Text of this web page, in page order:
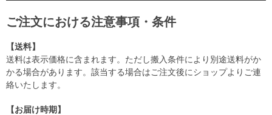
ご注文における注意事項・条件
【送料】
送料は表示価格に含まれます。ただし搬入条件により別途送料がか
かる場合があります。該当する場合はご注文後にショップよりご連
絡いたします。
【お届け時期】